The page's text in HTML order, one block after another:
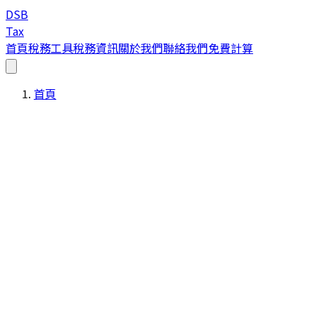
DSB
Tax
首頁稅務工具稅務資訊關於我們聯絡我們免費計算
首頁